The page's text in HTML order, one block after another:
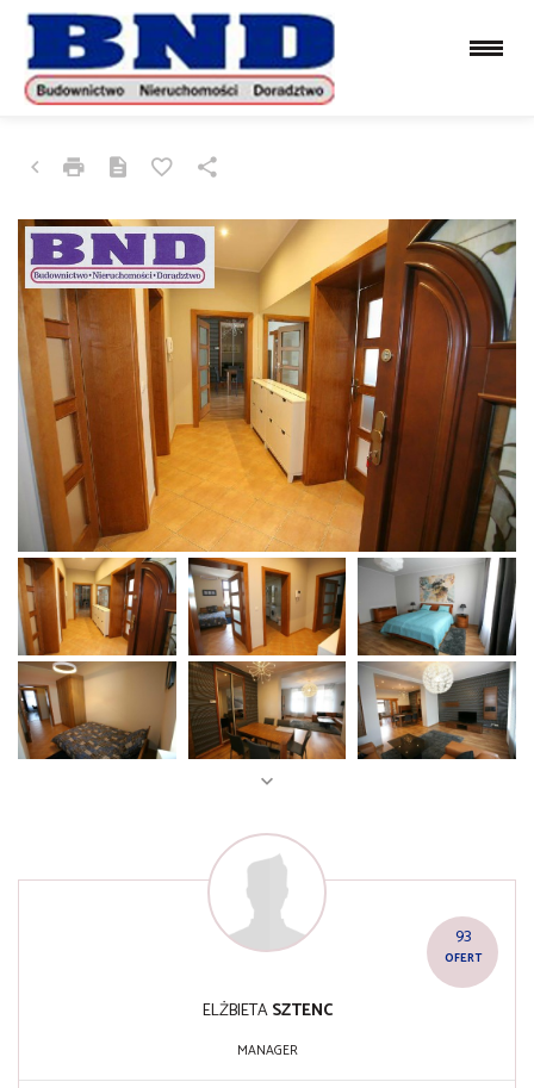
GLIWICE, CENTRUM
MIESZKANIE NA WYNAJEM
93
OFERT
ELŻBIETASZTENC
MANAGER